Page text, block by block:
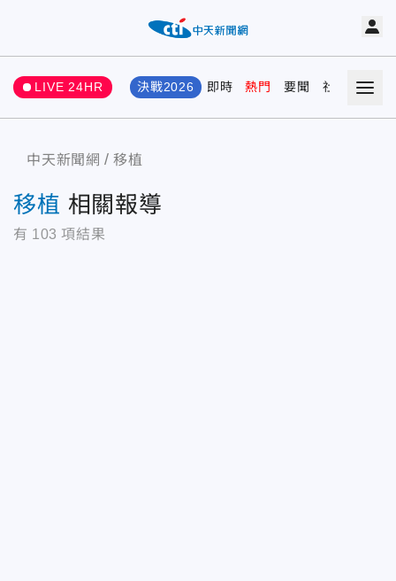
LIVE 24HR 決戰2026 即時 熱門 要聞 社會 娛樂
中天新聞網 移植
移植 相關報導
有 103 項結果